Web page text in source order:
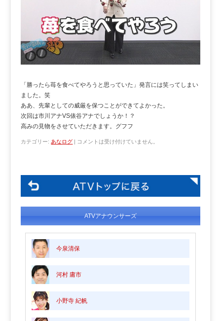
「勝ったら苺を食べてやろうと思っていた」発言には笑ってしまい
ました。笑
ああ、先輩としての威厳を保つことができてよかった。
次回は市川アナVS俵谷アナでしょうか！？
高みの見物をさせていただきます。グフフ
カテゴリー: あなログ コメントは受け付けていません。
ATVアナウンサーズ
今泉清保
河村 庸市
小野寺 紀帆